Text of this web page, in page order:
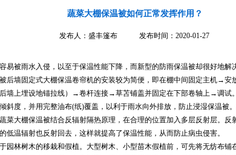
蔬菜大棚保温被如何正常发挥作用？
发布人：盛丰篷布 发布时间：2020-01-27
被雨水入侵，以至于保温性能下降，而新型的防雨保温被却很好地解
后墙固定式大棚保温卷帘机的安装较为简便，即在棚中间固定主机→安
墙上埋设地锚拉线）→卷杆连接→草苫铺盖并固定在下部卷轴上→调试
斜度，并用完整油布(纸)覆盖，以利于雨水向外排放，防止浸湿保温被
菜大棚保温被结合反辐射隔热原理，在合理的位置加入多层反射层。反
低温辐射也反射回去，这样就提高了保温性能，从而防止病虫侵害。
林树木的移栽和假植。大型树木、小型苗木假植前，可先将无纺布铺